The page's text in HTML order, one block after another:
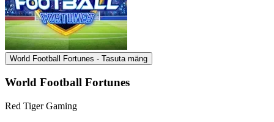
World Football Fortunes - Tasuta mäng
World Football Fortunes
Red Tiger Gaming